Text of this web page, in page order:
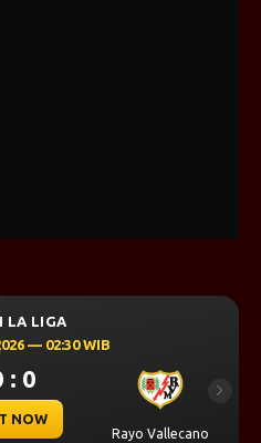
LA LIGA
— 02:30 WIB
: 0
NOW
Rayo Vallecano
Next